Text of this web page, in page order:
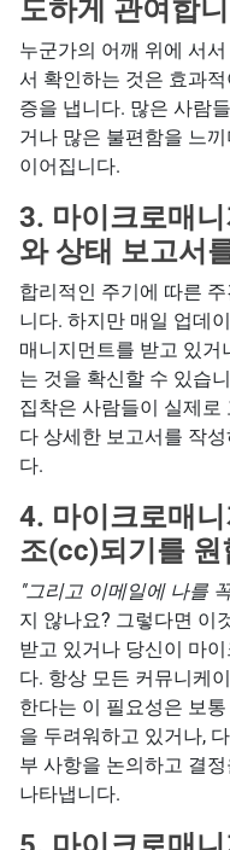
도하게 관여합
누군가의 어깨 위에 서
서 확인하는 것은 효과
증을 냅니다. 많은 사람
거나 많은 불편함을 느
이어집니다.
3. 마이크로매
와 상태 보고서
합리적인 주기에 따른
니다. 하지만 매일 업데
매니지먼트를 받고 있
는 것을 확신할 수 있습
집착은 사람들이 실제로
다 상세한 보고서를 작
다.
4. 마이크로매
조(cc)되기를 원
''그리고 이메일에 나를
지 않나요? 그렇다면 이
받고 있거나 당신이 마
다. 항상 모든 커뮤니케
한다는 이 필요성은 보
을 두려워하고 있거나,
부 사항을 논의하고 결
나타냅니다.